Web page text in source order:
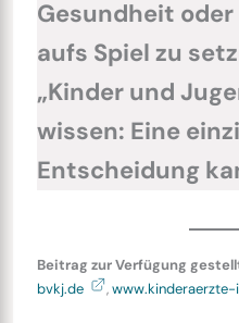
Gesundheit oder
aufs Spiel zu
„Kinder und
wissen: Eine
Entscheidung
Beitrag zur Verfügung
bvkj.de
,